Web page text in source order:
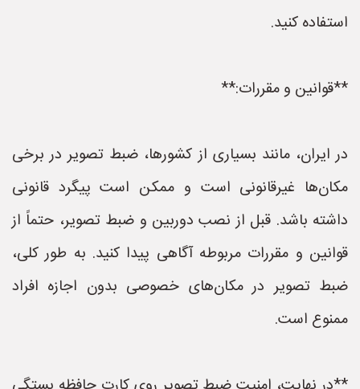
استفاده کنید.
**قوانین و مقررات:**
در ایران، مانند بسیاری از کشورها، ضبط تصویر در برخی
مکان‌ها غیرقانونی است و ممکن است پیگرد قانونی
داشته باشد. قبل از نصب دوربین و ضبط تصویر، حتماً از
قوانین و مقررات مربوطه آگاهی پیدا کنید. به طور کلی،
ضبط تصویر در مکان‌های خصوصی بدون اجازه افراد
ممنوع است.